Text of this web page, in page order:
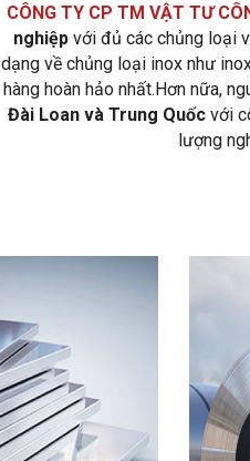
CÔNG TY CP TM VẬT TƯ
nghiệp với đủ các chủng loại
dạng về chủng loại inox như
hàng hoàn hảo nhất.Hơn nữa,
Đài Loan và Trung Quốcvới
lượng